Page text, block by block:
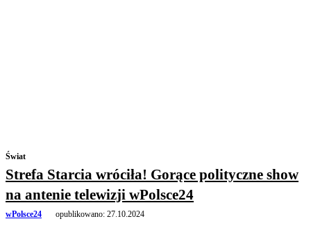
Świat
Strefa Starcia wróciła! Gorące polityczne show
na antenie telewizji wPolsce24
wPolsce24 opublikowano: 27.10.2024